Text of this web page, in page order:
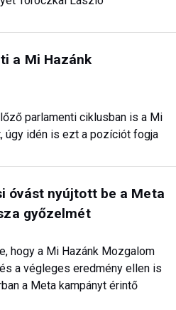
a Mi Hazánk
parlamenti ciklusban is a Mi
úgy idén is ezt a pozíciót fogja
óvást nyújtott be a Meta
győzelmét
hogy a Mi Hazánk Mozgalom
a végleges eredmény ellen is
a Meta kampányt érintő